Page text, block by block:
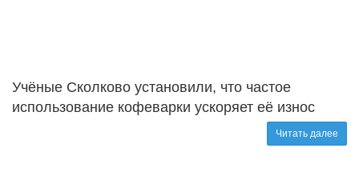
Учёные Сколково установили, что частое
использование кофеварки ускоряет её износ
Читать далее